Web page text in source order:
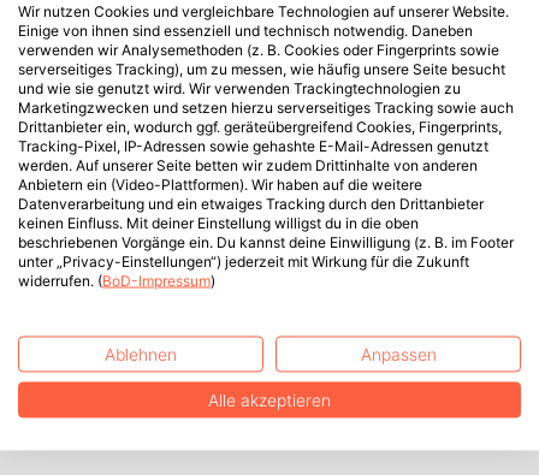
Wir nutzen Cookies und vergleichbare Technologien auf unserer Website.
Einige von ihnen sind essenziell und technisch notwendig. Daneben
verwenden wir Analysemethoden (z. B. Cookies oder Fingerprints sowie
serverseitiges Tracking), um zu messen, wie häufig unsere Seite besucht
und wie sie genutzt wird. Wir verwenden Trackingtechnologien zu
Marketingzwecken und setzen hierzu serverseitiges Tracking sowie auch
Drittanbieter ein, wodurch ggf. geräteübergreifend Cookies, Fingerprints,
Tracking-Pixel, IP-Adressen sowie gehashte E-Mail-Adressen genutzt
werden. Auf unserer Seite betten wir zudem Drittinhalte von anderen
Anbietern ein (Video-Plattformen). Wir haben auf die weitere
Datenverarbeitung und ein etwaiges Tracking durch den Drittanbieter
keinen Einfluss. Mit deiner Einstellung willigst du in die oben
beschriebenen Vorgänge ein. Du kannst deine Einwilligung (z. B. im Footer
unter „Privacy-Einstellungen“) jederzeit mit Wirkung für die Zukunft
widerrufen. (BoD-Impressum)
Ablehnen Anpassen
Alle akzeptieren